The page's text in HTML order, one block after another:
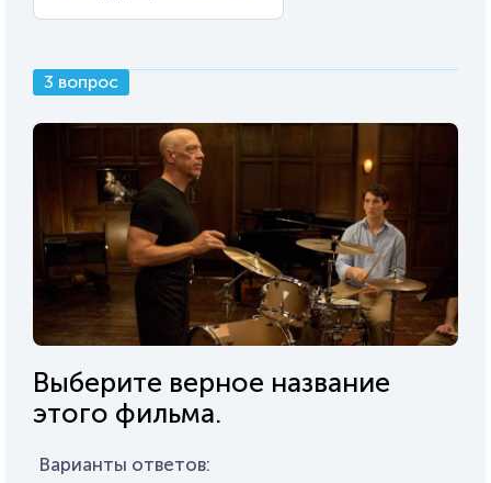
3 вопрос
Выберите верное название
этого фильма.
Варианты ответов: